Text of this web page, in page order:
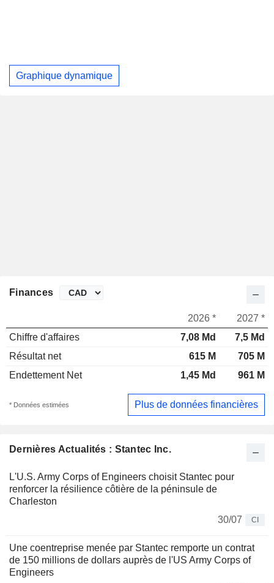
Graphique dynamique
Dernières Actualités : Stantec Inc.
L'U.S. Army Corps of Engineers choisit Stantec pour
renforcer la résilience côtière de la péninsule de
Charleston
30/07
CI
Une coentreprise menée par Stantec remporte un contrat
de 150 millions de dollars auprès de l'US Army Corps of
Engineers
Finances
2026 *
2027 *
Chiffre d'affaires
7,08 Md
7,5 Md
Résultat net
615 M
705 M
Endettement Net
1,45 Md 961 M
* Données estimées Plus de données financières